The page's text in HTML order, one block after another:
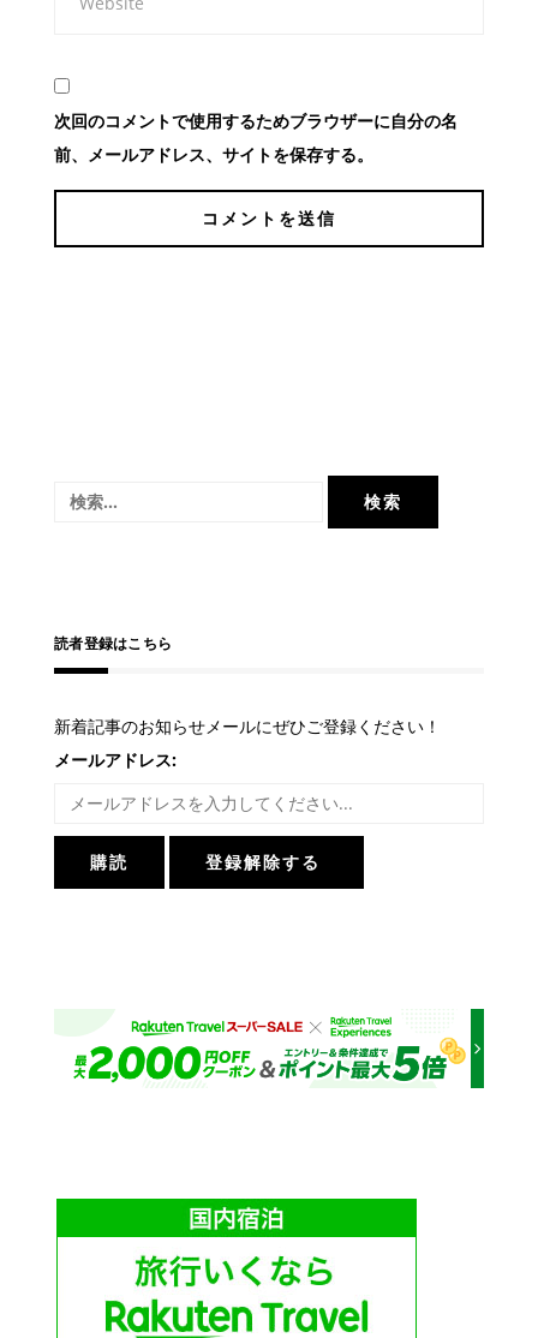
次回のコメントで使用するためブラウザーに自分の名
前、メールアドレス、サイトを保存する。
読者登録はこちら
新着記事のお知らせメールにぜひご登録ください！
メールアドレス: